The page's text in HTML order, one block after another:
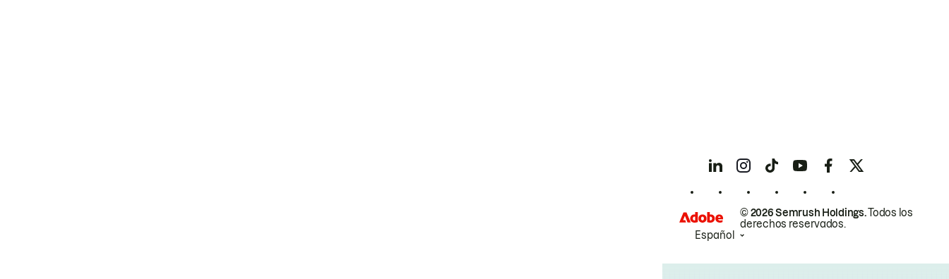
© 2026 Semrush Holdings.Todos los
derechos reservados.
Español